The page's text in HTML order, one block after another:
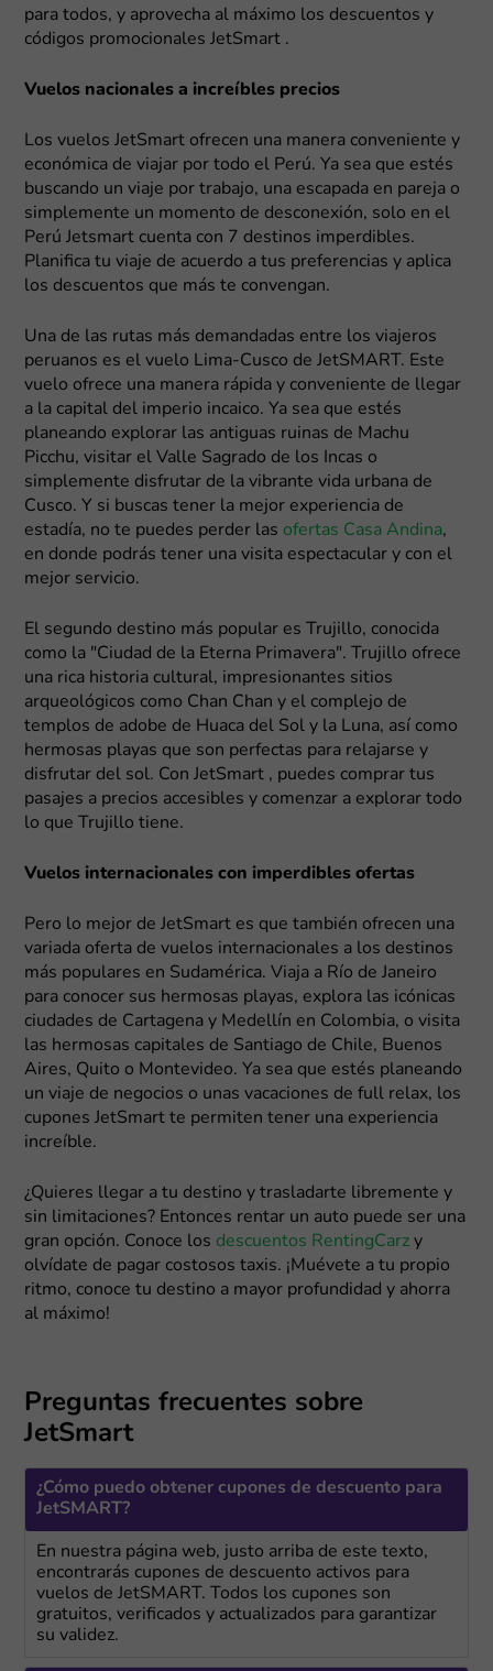
para todos, y aprovecha al máximo los descuentos y
códigos promocionales JetSmart .
Vuelos nacionales a increíbles precios
Los vuelos JetSmart ofrecen una manera conveniente y
económica de viajar por todo el Perú. Ya sea que estés
buscando un viaje por trabajo, una escapada en pareja o
simplemente un momento de desconexión, solo en el
Perú Jetsmart cuenta con 7 destinos imperdibles.
Planifica tu viaje de acuerdo a tus preferencias y aplica
los descuentos que más te convengan.
Una de las rutas más demandadas entre los viajeros
peruanos es el vuelo Lima-Cusco de JetSMART. Este
vuelo ofrece una manera rápida y conveniente de llegar
a la capital del imperio incaico. Ya sea que estés
planeando explorar las antiguas ruinas de Machu
Picchu, visitar el Valle Sagrado de los Incas o
simplemente disfrutar de la vibrante vida urbana de
Cusco. Y si buscas tener la mejor experiencia de
estadía, no te puedes perder las ofertas Casa Andina,
en donde podrás tener una visita espectacular y con el
mejor servicio.
El segundo destino más popular es Trujillo, conocida
como la "Ciudad de la Eterna Primavera". Trujillo ofrece
una rica historia cultural, impresionantes sitios
arqueológicos como Chan Chan y el complejo de
templos de adobe de Huaca del Sol y la Luna, así como
hermosas playas que son perfectas para relajarse y
disfrutar del sol. Con JetSmart , puedes comprar tus
pasajes a precios accesibles y comenzar a explorar todo
lo que Trujillo tiene.
Vuelos internacionales con imperdibles ofertas
Pero lo mejor de JetSmart es que también ofrecen una
variada oferta de vuelos internacionales a los destinos
más populares en Sudamérica. Viaja a Río de Janeiro
para conocer sus hermosas playas, explora las icónicas
ciudades de Cartagena y Medellín en Colombia, o visita
las hermosas capitales de Santiago de Chile, Buenos
Aires, Quito o Montevideo. Ya sea que estés planeando
un viaje de negocios o unas vacaciones de full relax, los
cupones JetSmart te permiten tener una experiencia
increíble.
¿Quieres llegar a tu destino y trasladarte libremente y
sin limitaciones? Entonces rentar un auto puede ser una
gran opción. Conoce los descuentos RentingCarz y
olvídate de pagar costosos taxis. ¡Muévete a tu propio
ritmo, conoce tu destino a mayor profundidad y ahorra
al máximo!
Preguntas frecuentes sobre
JetSmart
¿Cómo puedo obtener cupones de descuento para
JetSMART?
En nuestra página web, justo arriba de este texto,
encontrarás cupones de descuento activos para
vuelos de JetSMART. Todos los cupones son
gratuitos, verificados y actualizados para garantizar
su validez.